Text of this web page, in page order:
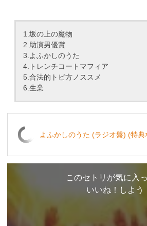
1.坂の上の魔物
2.助演男優賞
3.よふかしのうた
4.トレンチコートマフィア
5.合法的トビ方ノススメ
6.生業
よふかしのうた (ラジオ盤) (特典
このセトリが気に入
いいね！しよう